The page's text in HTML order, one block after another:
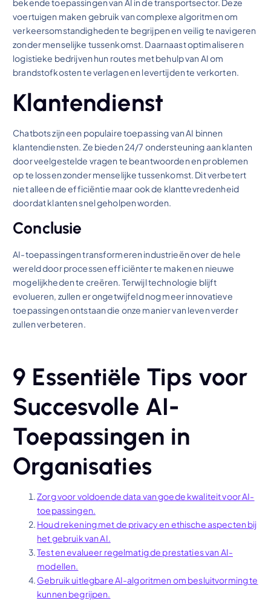
bekende toepassingen van AI in de transportsector. Deze
voertuigen maken gebruik van complexe algoritmen om
verkeersomstandigheden te begrijpen en veilig te navigeren
zonder menselijke tussenkomst. Daarnaast optimaliseren
logistieke bedrijven hun routes met behulp van AI om
brandstofkosten te verlagen en levertijden te verkorten.
Klantendienst
Chatbots zijn een populaire toepassing van AI binnen
klantendiensten. Ze bieden 24/7 ondersteuning aan klanten
door veelgestelde vragen te beantwoorden en problemen
op te lossen zonder menselijke tussenkomst. Dit verbetert
niet alleen de efficiëntie maar ook de klanttevredenheid
doordat klanten snel geholpen worden.
Conclusie
AI-toepassingen transformeren industrieën over de hele
wereld door processen efficiënter te maken en nieuwe
mogelijkheden te creëren. Terwijl technologie blijft
evolueren, zullen er ongetwijfeld nog meer innovatieve
toepassingen ontstaan die onze manier van leven verder
zullen verbeteren.
9 Essentiële Tips voor
Succesvolle AI-
Toepassingen in
Organisaties
Zorg voor voldoende data van goede kwaliteit voor AI-
toepassingen.
Houd rekening met de privacy en ethische aspecten bij
het gebruik van AI.
Test en evalueer regelmatig de prestaties van AI-
modellen.
Gebruik uitlegbare AI-algoritmen om besluitvorming te
kunnen begrijpen.